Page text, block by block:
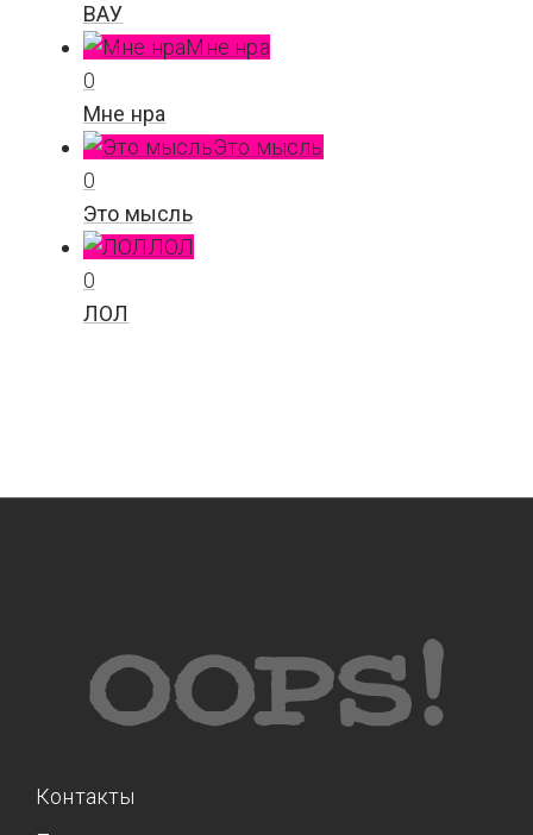
ВАУ
Мне нра
0
Мне нра
Это мысль
0
Это мысль
ЛОЛ
0
ЛОЛ
Контакты